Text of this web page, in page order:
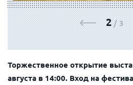
2/3
Торжественное открытие
августа в 14:00. Вход на